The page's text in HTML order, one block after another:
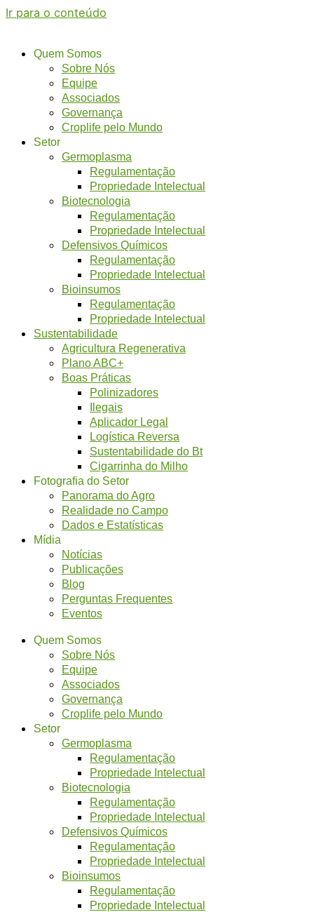
Ir para o conteúdo
Quem Somos
Sobre Nós
Equipe
Associados
Governança
Croplife pelo Mundo
Setor
Germoplasma
Regulamentação
Propriedade Intelectual
Biotecnologia
Regulamentação
Propriedade Intelectual
Defensivos Químicos
Regulamentação
Propriedade Intelectual
Bioinsumos
Regulamentação
Propriedade Intelectual
Sustentabilidade
Agricultura Regenerativa
Plano ABC+
Boas Práticas
Polinizadores
Ilegais
Aplicador Legal
Logística Reversa
Sustentabilidade do Bt
Cigarrinha do Milho
Fotografia do Setor
Panorama do Agro
Realidade no Campo
Dados e Estatísticas
Mídia
Notícias
Publicações
Blog
Perguntas Frequentes
Eventos
Quem Somos
Sobre Nós
Equipe
Associados
Governança
Croplife pelo Mundo
Setor
Germoplasma
Regulamentação
Propriedade Intelectual
Biotecnologia
Regulamentação
Propriedade Intelectual
Defensivos Químicos
Regulamentação
Propriedade Intelectual
Bioinsumos
Regulamentação
Propriedade Intelectual